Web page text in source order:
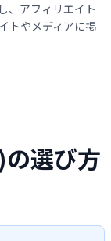
、アフィリエイト
トやメディアに掲
選び方